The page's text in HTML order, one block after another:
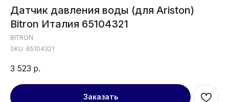
Датчик давления воды (для Ariston)
Bitron Италия 65104321
BITRON
SKU: 65104321
3 523 р.
Заказать